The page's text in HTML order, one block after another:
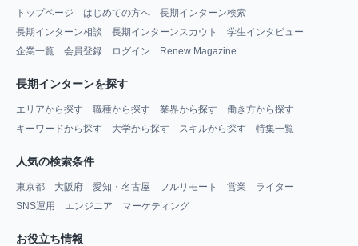
トップページ はじめての方へ
長期インターン検索
長期インターン相談
長期インターンスカウト
学生インタビュー
企業一覧
会員登録 ログイン Renew Magazine
長期インターンを探す
エリアから探す 職種から探す 業界から探す
働き方から探す
キーワードから探す
大学から探す スキルから探す 特集一覧
人気の検索条件
東京都 大阪府 愛知・名古屋 フルリモート 営業
ライター
SNS運用
エンジニア マーケティング
お役立ち情報